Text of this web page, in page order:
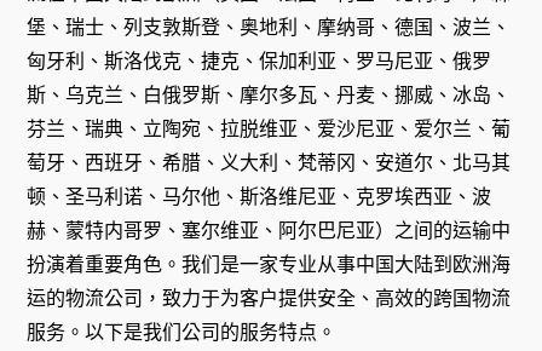
堡、瑞士、列支敦斯登、奥地利、摩纳哥、德国、波兰、
匈牙利、斯洛伐克、捷克、保加利亚、罗马尼亚、俄罗
斯、乌克兰、白俄罗斯、摩尔多瓦、丹麦、挪威、冰岛、
芬兰、瑞典、立陶宛、拉脱维亚、爱沙尼亚、爱尔兰、葡
萄牙、西班牙、希腊、义大利、梵蒂冈、安道尔、北马其
顿、圣马利诺、马尔他、斯洛维尼亚、克罗埃西亚、波
赫、蒙特内哥罗、塞尔维亚、阿尔巴尼亚）之间的运输中
扮演着重要角色。我们是一家专业从事中国大陆到欧洲海
运的物流公司，致力于为客户提供安全、高效的跨国物流
服务。以下是我们公司的服务特点。